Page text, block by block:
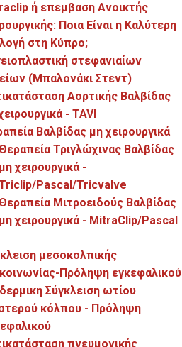
ή επεμβαση Ανοικτής
Ποια Είναι η Καλύτερη
στη Κύπρο;
στεφανιαίων
(Μπαλονάκι Στεντ)
Αορτικής Βαλβίδας
- TAVI
Βαλβίδας μη χειρουργικά
Θεραπεία Τριγλώχινας Βαλβίδας
μη χειρουργικά -
Pascal/Tricvalve
Θεραπεία Μιτροειδούς Βαλβίδας
μη χειρουργικά - MitraClip/Pascal
μεσοκολπικής
Πρόληψη εγκεφαλικού
Σύγκλειση ωτίου
κόλπου - Πρόληψη
πνευμονικής